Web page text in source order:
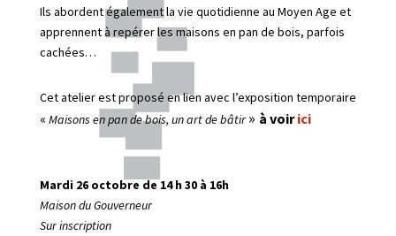
Ils abordent également la vie quotidienne au Moyen Age et
apprennent à repérer les maisons en pan de bois, parfois
cachées…
Cet atelier est proposé en lien avec l’exposition temporaire
« Maisons en pan de bois, un art de bâtir » à voirici
Mardi 26 octobre de 14 h 30 à 16h
Maison du Gouverneur
Sur inscription